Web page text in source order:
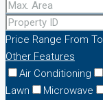
Price Range From To
Other Features
Air Conditioning
Lawn
Microwave